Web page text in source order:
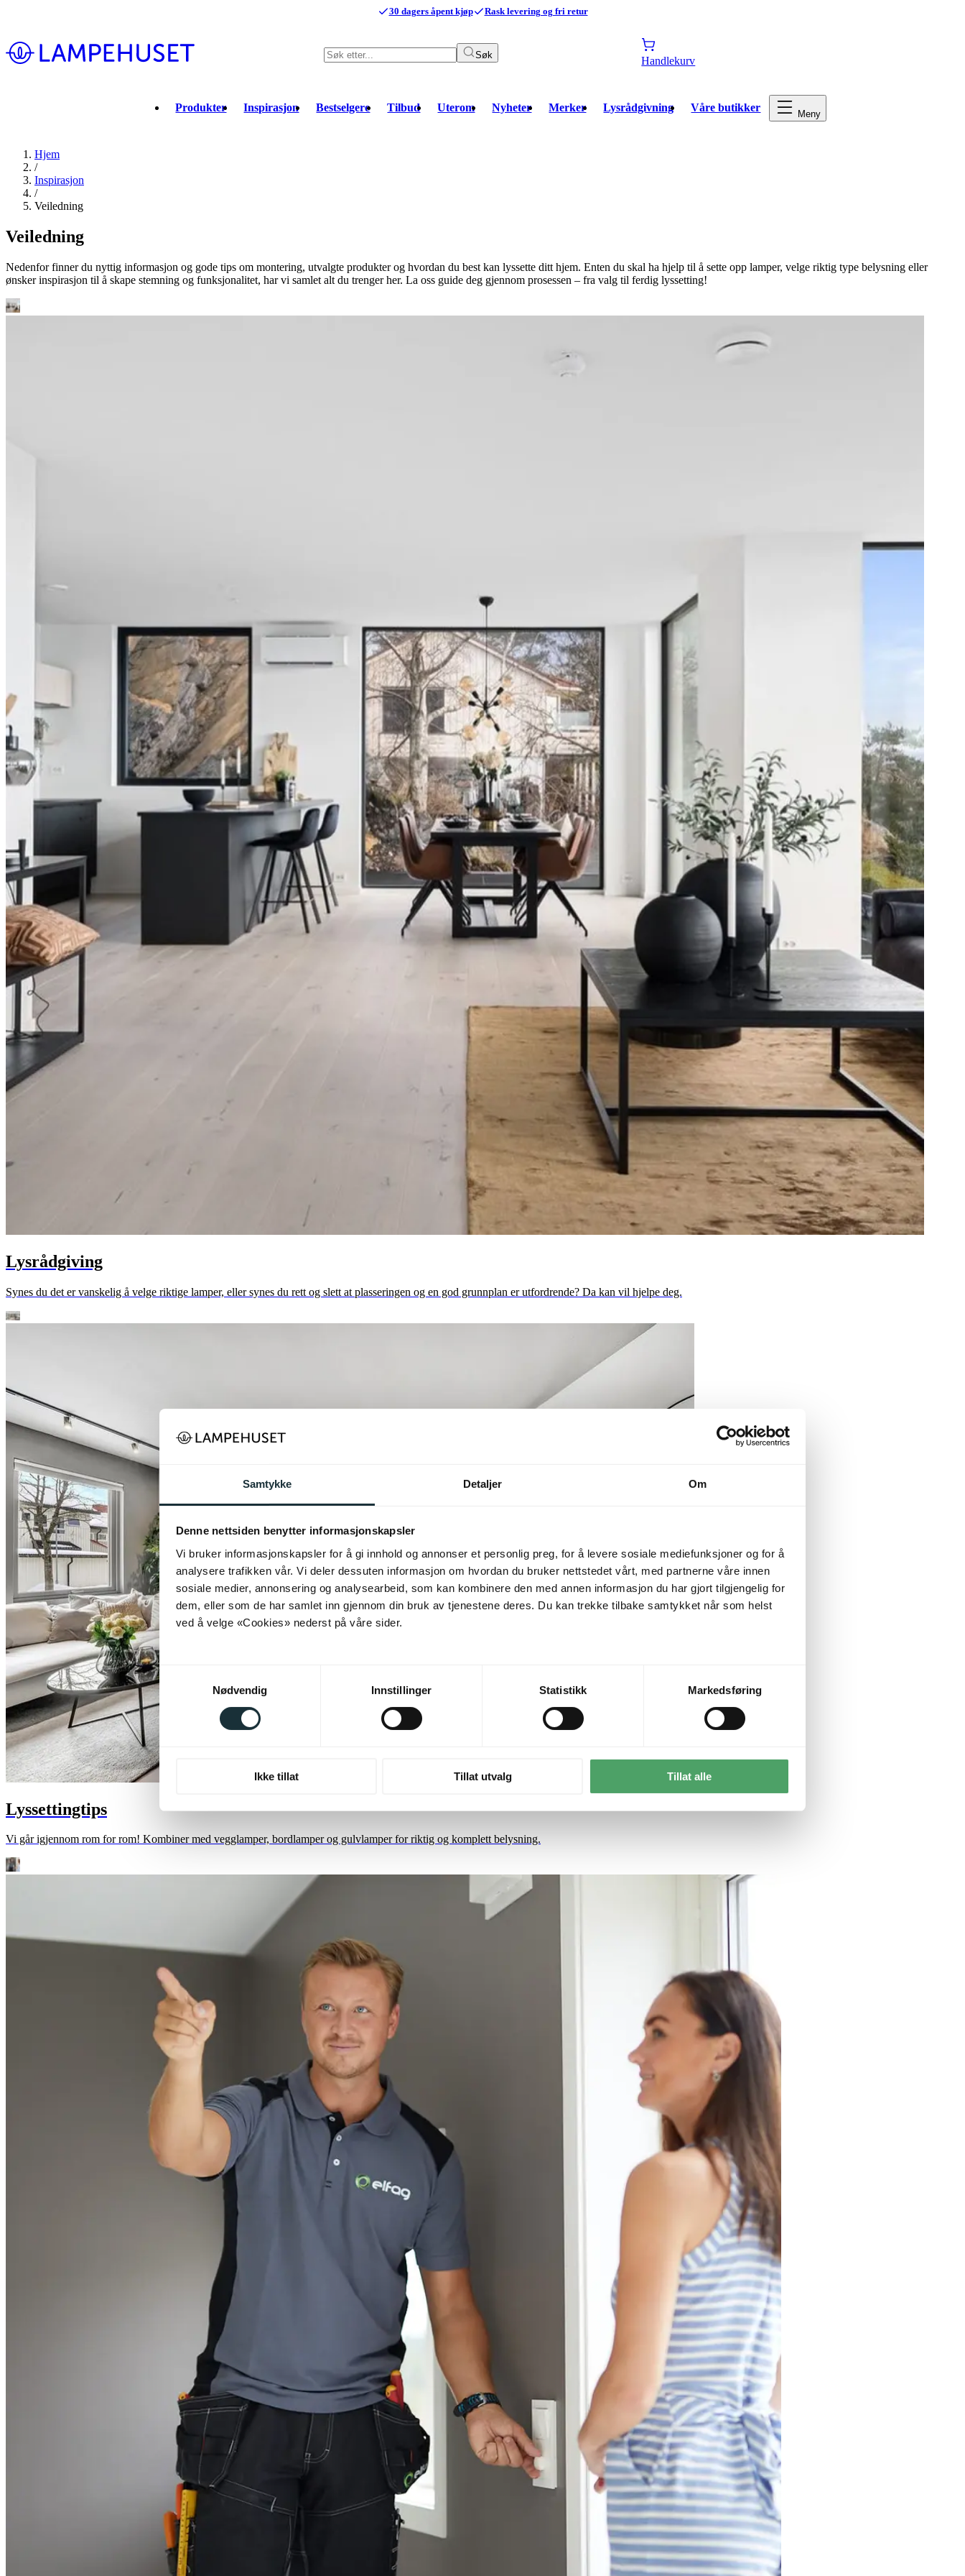
Samtykke Detaljer Om
Denne nettsiden benytter informasjonskapsler
Vi bruker informasjonskapsler for å gi innhold og annonser et personlig preg, for å levere sosiale mediefunksjoner og for å
analysere trafikken vår. Vi deler dessuten informasjon om hvordan du bruker nettstedet vårt, med partnerne våre innen
sosiale medier, annonsering og analysearbeid, som kan kombinere den med annen informasjon du har gjort tilgjengelig for
dem, eller som de har samlet inn gjennom din bruk av tjenestene deres. Du kan trekke tilbake samtykket når som helst
ved å velge «Cookies» nederst på våre sider.
Samtykkevalg
Nødvendig
Innstillinger Statistikk Markedsføring
Ikke tillat Tillat utvalg Tillat alle
30 dagers åpent kjøp Rask levering og fri retur
Søk Handlekurv
Produkter Inspirasjon Bestselgere Tilbud Uterom Nyheter Merker Lysrådgivning Våre butikker Meny
Hjem
/
Inspirasjon
/
Veiledning
Veiledning
Nedenfor finner du nyttig informasjon og gode tips om montering, utvalgte produkter og hvordan du best kan lyssette ditt hjem. Enten du skal ha hjelp til å sette opp lamper, velge riktig type belysning eller
ønsker inspirasjon til å skape stemning og funksjonalitet, har vi samlet alt du trenger her. La oss guide deg gjennom prosessen – fra valg til ferdig lyssetting!
Lysrådgiving
Synes du det er vanskelig å velge riktige lamper, eller synes du rett og slett at plasseringen og en god grunnplan er utfordrende? Da kan vil hjelpe deg.
Lyssettingtips
Vi går igjennom rom for rom! Kombiner med vegglamper, bordlamper og gulvlamper for riktig og komplett belysning.